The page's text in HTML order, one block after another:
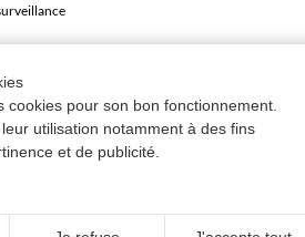
cookies pour son bon fonctionnement.
utilisation notamment à des fins
et de publicité.
à Abbeville
à Aumale
à Péronne